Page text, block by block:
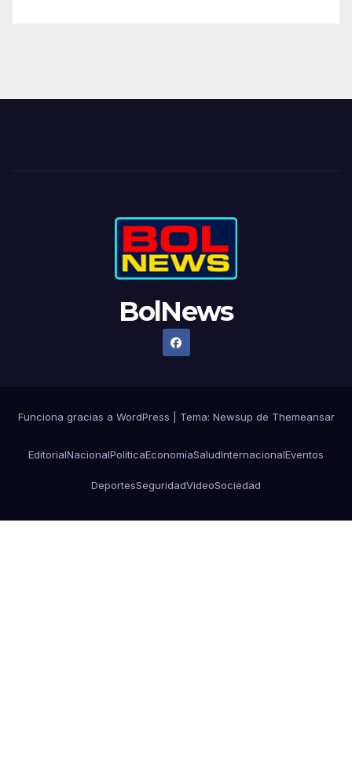
BolNews
Funciona gracias a WordPress Tema: Newsup de Themeansar
EditorialNacionalPolíticaEconomíaSaludInternacionalEventos
DeportesSeguridadVideoSociedad